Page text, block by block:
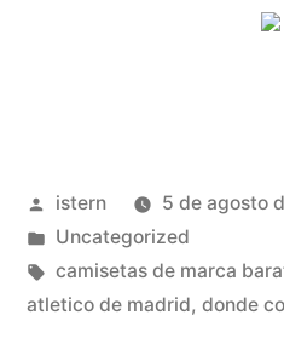
Publicado
por
istern
5 de agosto
Publicado
en
Uncategorized
Etiquetas:
camisetas de marca
atletico de madrid, donde